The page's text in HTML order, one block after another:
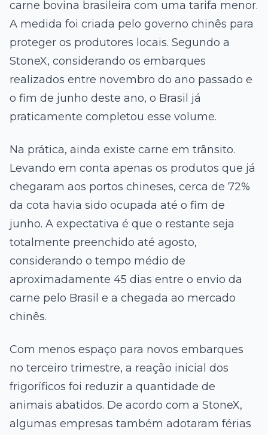
carne bovina brasileira com uma tarifa menor.
A medida foi criada pelo governo chinês para
proteger os produtores locais. Segundo a
StoneX, considerando os embarques
realizados entre novembro do ano passado e
o fim de junho deste ano, o Brasil já
praticamente completou esse volume.
Na prática, ainda existe carne em trânsito.
Levando em conta apenas os produtos que já
chegaram aos portos chineses, cerca de 72%
da cota havia sido ocupada até o fim de
junho. A expectativa é que o restante seja
totalmente preenchido até agosto,
considerando o tempo médio de
aproximadamente 45 dias entre o envio da
carne pelo Brasil e a chegada ao mercado
chinês.
Com menos espaço para novos embarques
no terceiro trimestre, a reação inicial dos
frigoríficos foi reduzir a quantidade de
animais abatidos. De acordo com a StoneX,
algumas empresas também adotaram férias